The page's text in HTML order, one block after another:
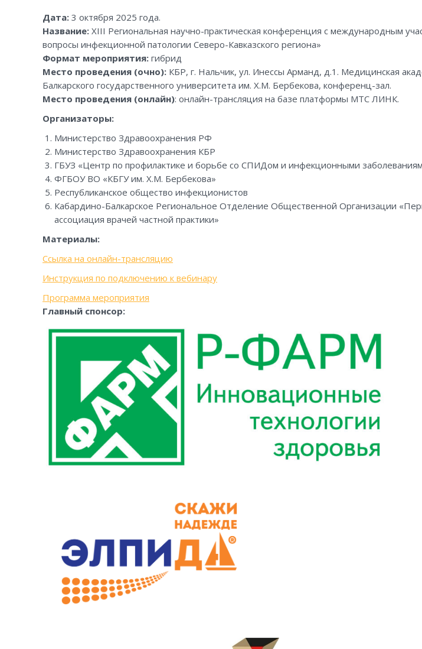
Дата: 3 октября 2025 года.
Название: XIII Региональная научно-практическая конференция с международным
вопросы инфекционной патологии Северо-Кавказского региона»
Формат мероприятия: гибрид
Место проведения (очно): КБР, г. Нальчик, ул. Инессы Арманд, д.1. Медицинская
Балкарского государственного университета им. Х.М. Бербекова, конференц-зал.
Место проведения (онлайн): онлайн-трансляция на базе платформы МТС ЛИНК.
Организаторы:
Министерство Здравоохранения РФ
Министерство Здравоохранения КБР
ГБУЗ «Центр по профилактике и борьбе со СПИДом и инфекционными
ФГБОУ ВО «КБГУ им. Х.М. Бербекова»
Республиканское общество инфекционистов
Кабардино-Балкарское Региональное Отделение Общественной Организации
ассоциация врачей частной практики»
Материалы:
Ссылка на онлайн-трансляцию
Инструкция по подключению к вебинару
Программа мероприятия
Главный спонсор: